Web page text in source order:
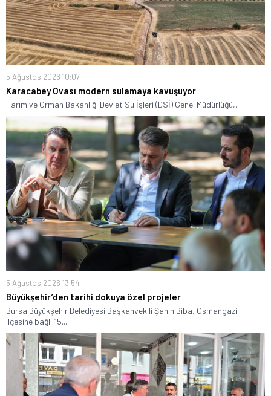
5 Ağustos 2026 10:07
Karacabey Ovası modern sulamaya kavuşuyor
Tarım ve Orman Bakanlığı Devlet Su İşleri (DSİ) Genel Müdürlüğü,...
5 Ağustos 2026 13:54
Büyükşehir’den tarihi dokuya özel projeler
Bursa Büyükşehir Belediyesi Başkanvekili Şahin Biba, Osmangazi
ilçesine bağlı 15...